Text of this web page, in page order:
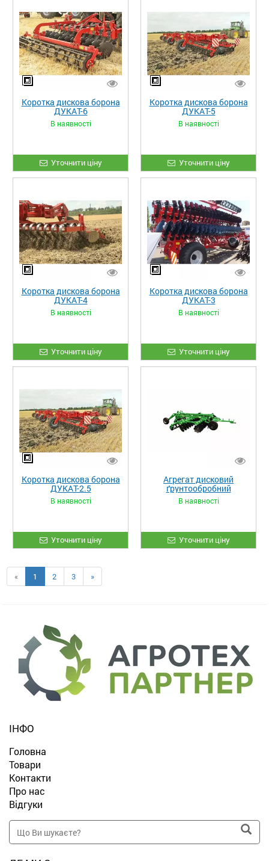
Коротка дискова борона
ДУКАТ-6
В наявності
Уточнити ціну
Коротка дискова борона
ДУКАТ-5
В наявності
Уточнити ціну
Коротка дискова борона
ДУКАТ-4
В наявності
Уточнити ціну
Коротка дискова борона
ДУКАТ-3
В наявності
Уточнити ціну
Коротка дискова борона
ДУКАТ-2.5
В наявності
Уточнити ціну
Агрегат дисковий
ґрунтообробний
напівнавісний AGN 4.2
В наявності
Уточнити ціну
« 1 2 3 »
ІНФО
Головна
Товари
Контакти
Про нас
Відгуки